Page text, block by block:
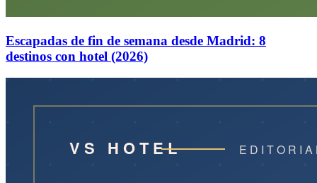
Escapadas de fin de semana desde Madrid: 8
destinos con hotel (2026)